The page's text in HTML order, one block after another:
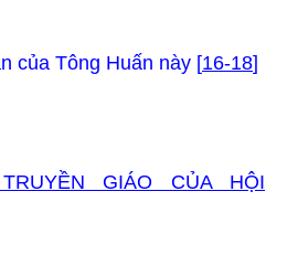
của Tông Huấn này [16-18]
GIÁO CỦA HỘI